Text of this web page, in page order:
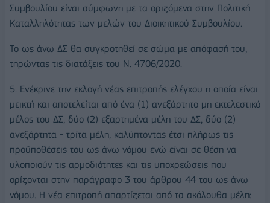
Συμβουλίου είναι σύμφωνη με τα οριζόμενα στην Πολιτική
Καταλληλότητας των μελών του Διοικητικού Συμβουλίου.
Το ως άνω ΔΣ θα συγκροτηθεί σε σώμα με απόφασή του,
τηρώντας τις διατάξεις του Ν. 4706/2020.
5. Ενέκρινε την εκλογή νέας επιτροπής ελέγχου η οποία είναι
μεικτή και αποτελείται από ένα (1) ανεξάρτητο μη εκτελεστικό
μέλος του ΔΣ, δύο (2) εξαρτημένα μέλη του ΔΣ, δύο (2)
ανεξάρτητα - τρίτα μέλη, καλύπτοντας έτσι πλήρως τις
προϋποθέσεις του ως άνω νόμου ενώ είναι σε θέση να
υλοποιούν τις αρμοδιότητες και τις υποχρεώσεις που
ορίζονται στην παράγραφο 3 του άρθρου 44 του ως άνω
νόμου. Η νέα επιτροπή απαρτίζεται από τα ακόλουθα μέλη: